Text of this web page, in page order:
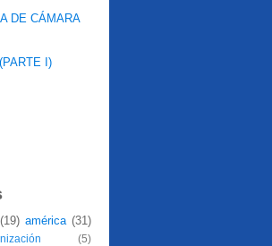
DE CÁMARA
I)
(19) américa (31)
(5)